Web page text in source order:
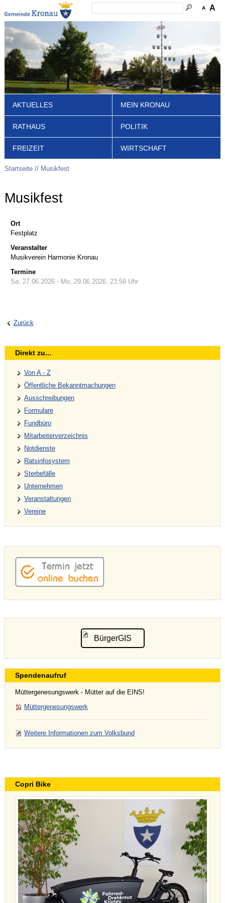
A A
AKTUELLES MEIN KRONAU
RATHAUS POLITIK
FREIZEIT WIRTSCHAFT
Startseite Musikfest
Musikfest
Ort
Festplatz
Veranstalter
Musikverein Harmonie Kronau
Termine
Sa, 27.06.2026- Mo, 29.06.2026, 23:59 Uhr
Zurück
Direkt zu...
Von A - Z
Öffentliche Bekanntmachungen
Ausschreibungen
Formulare
Fundbüro
Mitarbeiterverzeichnis
Notdienste
Ratsinfosystem
Sterbefälle
Unternehmen
Veranstaltungen
Vereine
BürgerGIS
Spendenaufruf
Müttergenesungswerk - Mütter auf die EINS!
Müttergenesungswerk
Weitere Informationen zum Volksbund
Copri Bike